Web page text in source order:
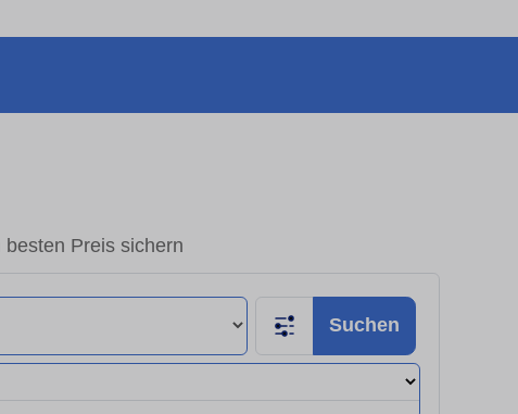
Preis sichern
Suchen